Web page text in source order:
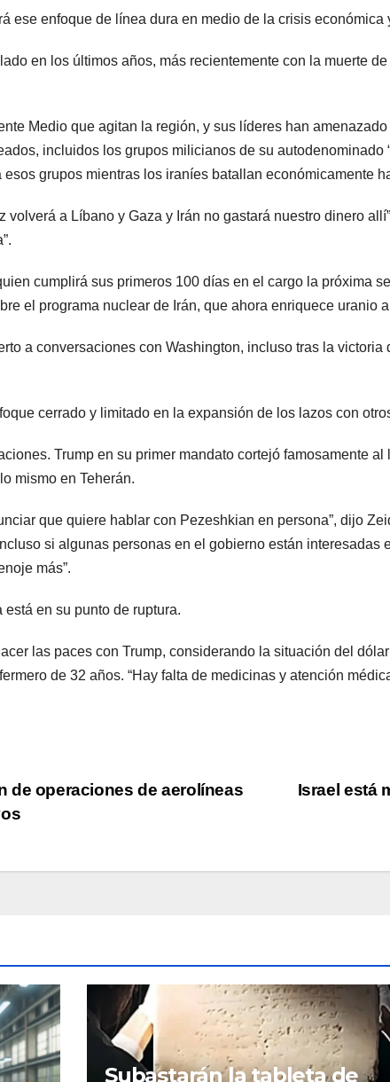
ese enfoque de línea dura en medio de la crisis económica
en los últimos años, más recientemente con la muerte
Medio que agitan la región, y sus líderes han
incluidos los grupos milicianos de su
grupos mientras los iraníes batallan económicamente
volverá a Líbano y Gaza y Irán no gastará nuestro dinero
cumplirá sus primeros 100 días en el cargo la próxima
el programa nuclear de Irán, que ahora enriquece uranio
a conversaciones con Washington, incluso tras la
cerrado y limitado en la expansión de los lazos con
Trump en su primer mandato cortejó famosamente
mismo en Teherán.
que quiere hablar con Pezeshkian en persona”, dijo
si algunas personas en el gobierno están
más”.
en su punto de ruptura.
las paces con Trump, considerando la situación del
de 32 años. “Hay falta de medicinas y atención
Israel está
de operaciones de aerolíneas
Subastarán la tableta de